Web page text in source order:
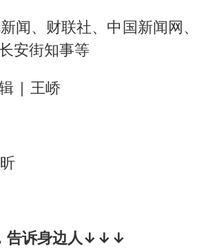
闻、财联社、中国新闻网、
安街知事等
| 王峤
告诉身边人↓↓↓